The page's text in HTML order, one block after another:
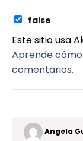
false
Este sitio usa
Aprende
comentarios.
Angela